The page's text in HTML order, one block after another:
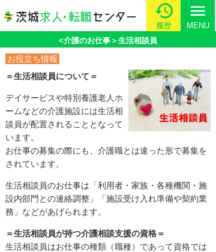
履歴
menu
MENU
<介護のお仕事＞生活相談員
お役立ち情報
＝生活相談員について＝
デイサービスや特別養護老人ホ
ームなどの介護施設には生活相
談員が配置されることとなって
います。
お仕事の募集の際にも、介護職とは違った形で募集を
されています。
生活相談員のお仕事は「利用者・家族・各種機関・施
設内部門との連絡調整」「施設受け入れ準備や契約業
務」などがあげられます。
＝生活相談員が持つ介護相談支援の資格＝
生活相談員はお仕事の種類（職種）であって資格では